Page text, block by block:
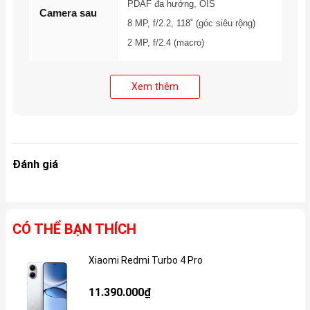
Camera sau
PDAF đa hướng, OIS
8 MP, f/2.2, 118˚ (góc siêu rộng)
2 MP, f/2.4 (macro)
4K@30fps, 1080p@30/60/120fps,
Camera
Qualcomm Snapdragon 7s Gen 2 (4
GHz)
Chip đồ họa
Xem thêm
Đánh giá
CÓ THỂ BẠN THÍCH
Xiaomi Redmi Turbo 4 Pro
11.390.000₫